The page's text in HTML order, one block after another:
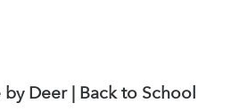
by Deer | Back to School